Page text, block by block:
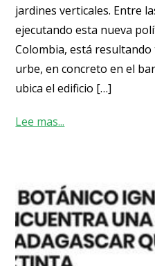
jardines verticales. Entre
ejecutando esta nueva
Colombia, está
urbe, en concreto en el
ubica el edificio […]
Lee mas...